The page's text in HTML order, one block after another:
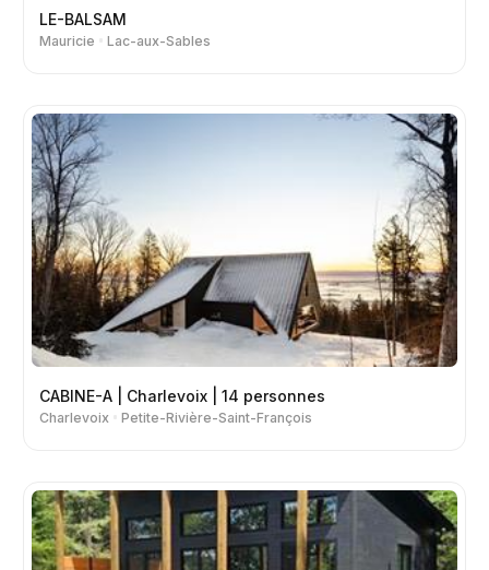
LE-BALSAM
Mauricie Lac-aux-Sables
CABINE-A | Charlevoix | 14 personnes
Charlevoix Petite-Rivière-Saint-François